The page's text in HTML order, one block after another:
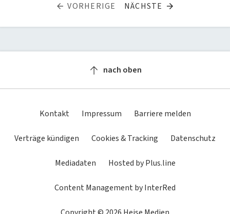
VORHERIGE NÄCHSTE
nach oben
Kontakt Impressum Barriere melden
Verträge kündigen Cookies & Tracking Datenschutz
Mediadaten Hosted by Plus.line
Content Management by InterRed